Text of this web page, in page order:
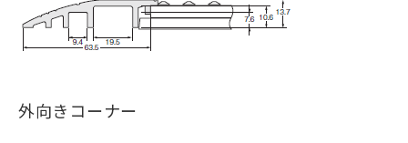
外向きコーナー